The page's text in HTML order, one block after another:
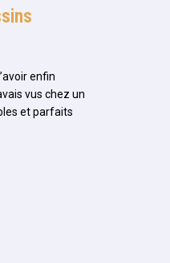
enfin
vus chez un
et parfaits